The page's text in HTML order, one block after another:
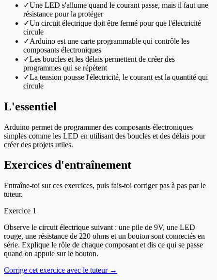
✓Une LED s'allume quand le courant passe, mais il faut une
résistance pour la protéger
✓Un circuit électrique doit être fermé pour que l'électricité
circule
✓Arduino est une carte programmable qui contrôle les
composants électroniques
✓Les boucles et les délais permettent de créer des
programmes qui se répètent
✓La tension pousse l'électricité, le courant est la quantité qui
circule
L'essentiel
Arduino permet de programmer des composants électroniques
simples comme les LED en utilisant des boucles et des délais pour
créer des projets utiles.
Exercices d'entraînement
Entraîne-toi sur ces exercices, puis fais-toi corriger pas à pas par le
tuteur.
Exercice 1
Observe le circuit électrique suivant : une pile de 9V, une LED
rouge, une résistance de 220 ohms et un bouton sont connectés en
série. Explique le rôle de chaque composant et dis ce qui se passe
quand on appuie sur le bouton.
Corrige cet exercice avec le tuteur →